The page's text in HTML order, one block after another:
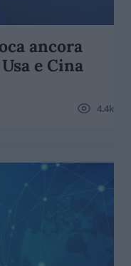
ancora
e Cina
4.4k